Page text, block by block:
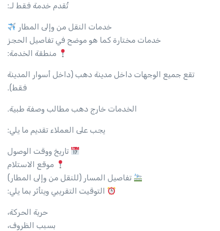
تُقدم خدمة فقط لـ:
خدمات النقل من وإلى المطار
خدمات مختارة كما هو موضح في تفاصيل الحجز
منطقة الخدمة:
تقع جميع الوجهات داخل مدينة دهب (داخل أسوار المدينة
فقط).
الخدمات خارج دهب مطالب وصفة طبية.
يجب على العملاء تقديم ما يلي:
تاريخ ووقت الوصول
موقع الاستلام
تفاصيل المسار (للنقل من وإلى المطار)
التوقيت التقريبي ويتأثر بما يلي:
حرية الحركة،
بسبب الظروف،